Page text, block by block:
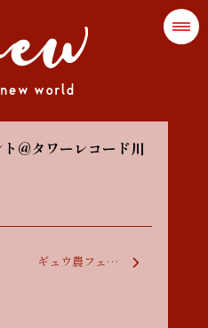
@タワーレコード川
ギュウ農フェス mini -黄金週間夜の部